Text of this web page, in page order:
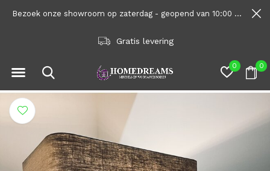
0 0
Gratis levering
Bezoek onze showroom op zaterdag - geopend van 10:00 tot 1600